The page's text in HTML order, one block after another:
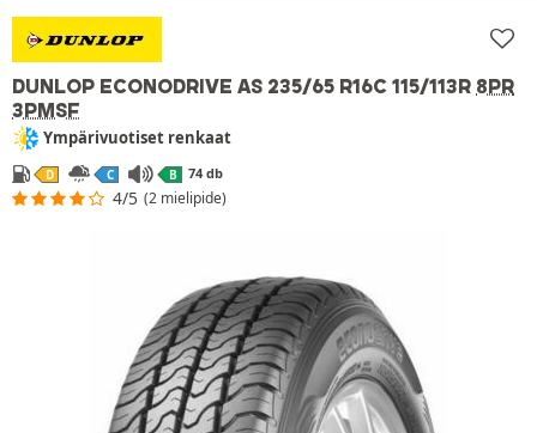
DUNLOP ECONODRIVE AS 235/65 R16C 115/113R 8PR
3PMSF
Ympärivuotiset renkaat
D C B 74 db
4/5 (2 mielipide)